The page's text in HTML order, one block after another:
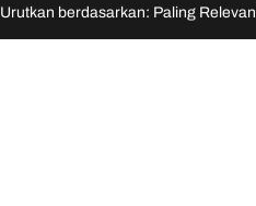
Urutkan berdasarkan: Paling Relevan